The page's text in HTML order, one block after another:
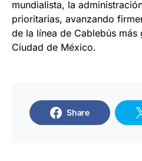
mundialista, la
prioritarias, avanzando
de la línea de Cablebús
Ciudad de México.
Share